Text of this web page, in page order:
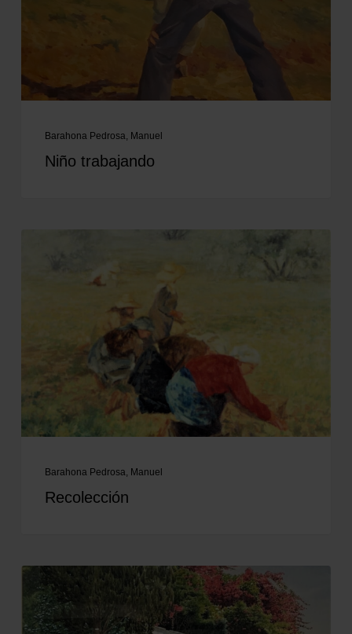
Barahona Pedrosa, Manuel
Niño trabajando
Barahona Pedrosa, Manuel
Recolección